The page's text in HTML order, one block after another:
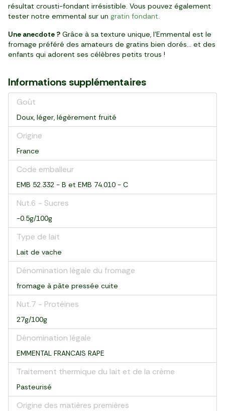
résultat crousti-fondant irrésistible. Vous pouvez également
tester notre emmental sur un gratin fondant.
Une anecdote ? Grâce à sa texture unique, l’Emmental est le
fromage préféré des amateurs de gratins bien dorés… et des
enfants qui adorent ses célèbres petits trous !
Informations supplémentaires
Goût
Doux, léger, légèrement fruité
Origine
France
Code emballeur
EMB 52.332 - B et EMB 74.010 - C
Nut.6 - Sucres
-0.5g/100g
Type de lait
Lait de vache
Dénomination légale du fromage
fromage à pâte pressée cuite
Nut.7 - Protéines
27g/100g
Dénomination légale
EMMENTAL FRANCAIS RAPE
Traitement thermique du lait et de la crème
Pasteurisé
Origine des matières premières